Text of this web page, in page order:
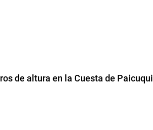
de altura en la Cuesta de Paicuqui